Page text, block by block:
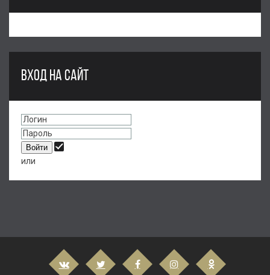
ВХОД НА САЙТ
или